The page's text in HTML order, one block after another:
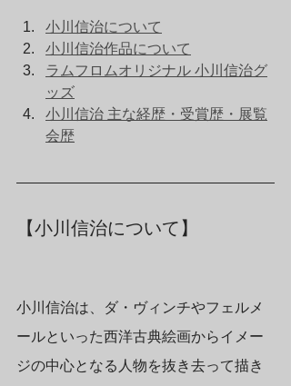
小川信治について
小川信治作品について
ラムフロムオリジナル 小川信治グ
ッズ
小川信治 主な経歴・受賞歴・展覧
会歴
【小川信治について】
小川信治は、ダ・ヴィンチやフェルメ
ールといった西洋古典絵画からイメー
ジの中心となる人物を抜き去って描き